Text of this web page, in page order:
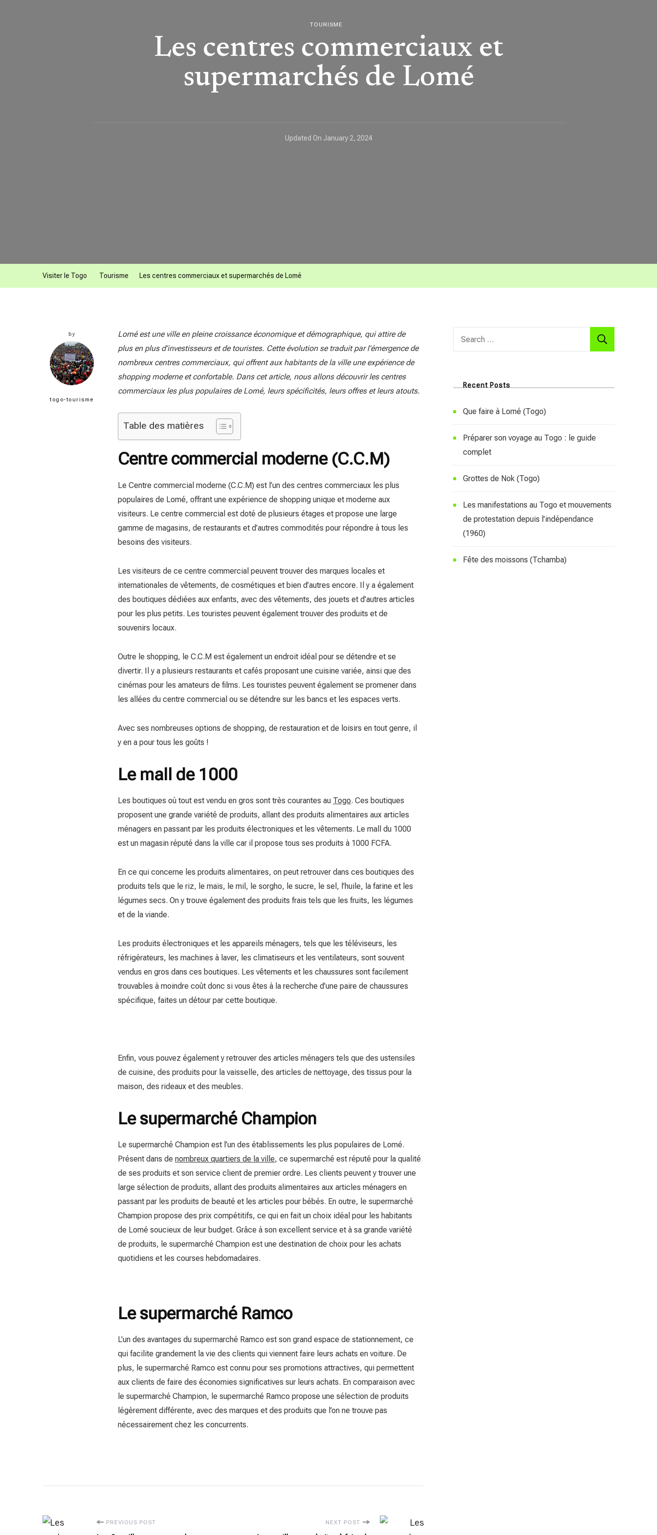
TOURISME
Les centres commerciaux et
supermarchés de Lomé
Updated On January 2, 2024
Visiter le Togo Tourisme Les centres commerciaux et supermarchés de Lomé
by
togo-tourisme
Lomé est une ville en pleine croissance économique et démographique, qui attire de
plus en plus d’investisseurs et de touristes. Cette évolution se traduit par l’émergence de
nombreux centres commerciaux, qui offrent aux habitants de la ville une expérience de
shopping moderne et confortable. Dans cet article, nous allons découvrir les centres
commerciaux les plus populaires de Lomé, leurs spécificités, leurs offres et leurs atouts.
Table des matières
Centre commercial moderne (C.C.M)
Le Centre commercial moderne (C.C.M) est l’un des centres commerciaux les plus
populaires de Lomé, offrant une expérience de shopping unique et moderne aux
visiteurs. Le centre commercial est doté de plusieurs étages et propose une large
gamme de magasins, de restaurants et d’autres commodités pour répondre à tous les
besoins des visiteurs.
Les visiteurs de ce centre commercial peuvent trouver des marques locales et
internationales de vêtements, de cosmétiques et bien d’autres encore. Il y a également
des boutiques dédiées aux enfants, avec des vêtements, des jouets et d’autres articles
pour les plus petits. Les touristes peuvent également trouver des produits et de
souvenirs locaux.
Outre le shopping, le C.C.M est également un endroit idéal pour se détendre et se
divertir. Il y a plusieurs restaurants et cafés proposant une cuisine variée, ainsi que des
cinémas pour les amateurs de films. Les touristes peuvent également se promener dans
les allées du centre commercial ou se détendre sur les bancs et les espaces verts.
Avec ses nombreuses options de shopping, de restauration et de loisirs en tout genre, il
y en a pour tous les goûts !
Le mall de 1000
Les boutiques où tout est vendu en gros sont très courantes au Togo. Ces boutiques
proposent une grande variété de produits, allant des produits alimentaires aux articles
ménagers en passant par les produits électroniques et les vêtements. Le mall du 1000
est un magasin réputé dans la ville car il propose tous ses produits à 1000 FCFA.
En ce qui concerne les produits alimentaires, on peut retrouver dans ces boutiques des
produits tels que le riz, le maïs, le mil, le sorgho, le sucre, le sel, l’huile, la farine et les
légumes secs. On y trouve également des produits frais tels que les fruits, les légumes
et de la viande.
Les produits électroniques et les appareils ménagers, tels que les téléviseurs, les
réfrigérateurs, les machines à laver, les climatiseurs et les ventilateurs, sont souvent
vendus en gros dans ces boutiques. Les vêtements et les chaussures sont facilement
trouvables à moindre coût donc si vous êtes à la recherche d’une paire de chaussures
spécifique, faites un détour par cette boutique.
Enfin, vous pouvez également y retrouver des articles ménagers tels que des ustensiles
de cuisine, des produits pour la vaisselle, des articles de nettoyage, des tissus pour la
maison, des rideaux et des meubles.
Le supermarché Champion
Le supermarché Champion est l’un des établissements les plus populaires de Lomé.
Présent dans de nombreux quartiers de la ville, ce supermarché est réputé pour la qualité
de ses produits et son service client de premier ordre. Les clients peuvent y trouver une
large sélection de produits, allant des produits alimentaires aux articles ménagers en
passant par les produits de beauté et les articles pour bébés. En outre, le supermarché
Champion propose des prix compétitifs, ce qui en fait un choix idéal pour les habitants
de Lomé soucieux de leur budget. Grâce à son excellent service et à sa grande variété
de produits, le supermarché Champion est une destination de choix pour les achats
quotidiens et les courses hebdomadaires.
Le supermarché Ramco
L’un des avantages du supermarché Ramco est son grand espace de stationnement, ce
qui facilite grandement la vie des clients qui viennent faire leurs achats en voiture. De
plus, le supermarché Ramco est connu pour ses promotions attractives, qui permettent
aux clients de faire des économies significatives sur leurs achats. En comparaison avec
le supermarché Champion, le supermarché Ramco propose une sélection de produits
légèrement différente, avec des marques et des produits que l’on ne trouve pas
nécessairement chez les concurrents.
Post PREVIOUS POST NEXT POST
Recent Posts
Que faire à Lomé (Togo)
Préparer son voyage au Togo : le guide
complet
Grottes de Nok (Togo)
Les manifestations au Togo et mouvements
de protestation depuis l’indépendance
(1960)
Fête des moissons (Tchamba)